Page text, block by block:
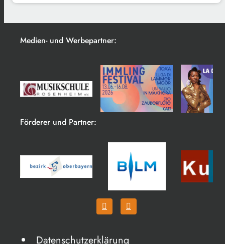
Medien- und Werbepartner:
Förderer und Partner:
Datenschutzerklärung